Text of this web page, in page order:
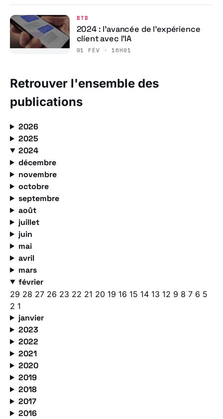
BTB
2024 : l’avancée de l’expérience
client avec l’IA
01 FÉV · 16H01
Retrouver l'ensemble des
publications
2026
2025
2024
décembre
novembre
octobre
septembre
août
juillet
juin
mai
avril
mars
février
29 28 27 26 23 22 21 20 19 16 15 14 13 12 9 8 7 6 5
2 1
janvier
2023
2022
2021
2020
2019
2018
2017
2016